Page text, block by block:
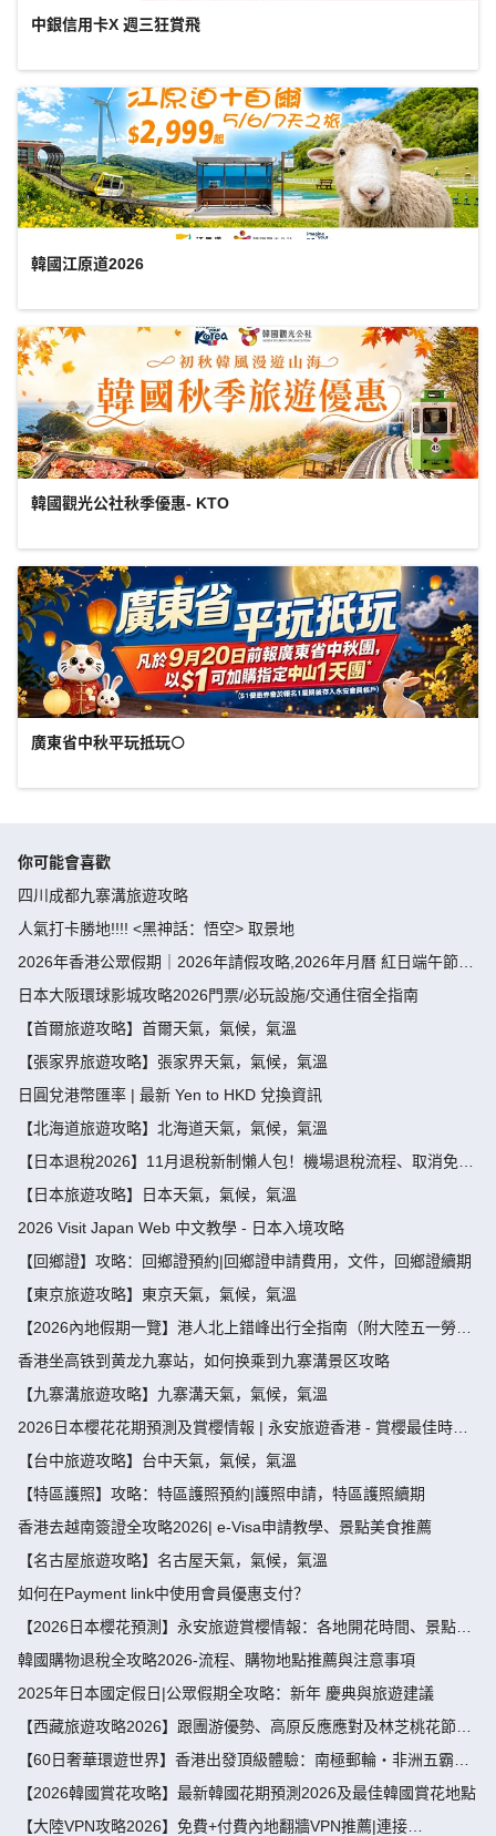
中銀信用卡X 週三狂賞飛
韓國江原道2026
韓國觀光公社秋季優惠- KTO
廣東省中秋平玩抵玩🌕
你可能會喜歡
四川成都九寨溝旅遊攻略
人氣打卡勝地!!!! <黑神話：悟空> 取景地
2026年香港公眾假期｜2026年請假攻略,2026年月曆 紅日端午節請
假攻略請4放9-public holiday 2026
日本大阪環球影城攻略2026門票/必玩設施/交通住宿全指南
【首爾旅遊攻略】首爾天氣，氣候，氣溫
【張家界旅遊攻略】張家界天氣，氣候，氣溫
日圓兌港幣匯率 | 最新 Yen to HKD 兌換資訊
【北海道旅遊攻略】北海道天氣，氣候，氣溫
【日本退稅2026】11月退稅新制懶人包！機場退稅流程、取消免稅
袋及限額全攻略 - 永安旅遊
【日本旅遊攻略】日本天氣，氣候，氣溫
2026 Visit Japan Web 中文教學 - 日本入境攻略
【回鄉證】攻略：回鄉證預約|回鄉證申請費用，文件，回鄉證續期
【東京旅遊攻略】東京天氣，氣候，氣溫
【2026內地假期一覽】港人北上錯峰出行全指南（附大陸五一勞動
節，端午節假期攻略）
香港坐高铁到黄龙九寨站，如何换乘到九寨溝景区攻略
【九寨溝旅遊攻略】九寨溝天氣，氣候，氣溫
2026日本櫻花花期預測及賞櫻情報 | 永安旅遊香港 - 賞櫻最佳時
間、地點推薦
【台中旅遊攻略】台中天氣，氣候，氣溫
【特區護照】攻略：特區護照預約|護照申請，特區護照續期
香港去越南簽證全攻略2026| e-Visa申請教學、景點美食推薦
【名古屋旅遊攻略】名古屋天氣，氣候，氣溫
如何在Payment link中使用會員優惠支付？
【2026日本櫻花預測】永安旅遊賞櫻情報：各地開花時間、景點推
薦
韓國購物退稅全攻略2026-流程、購物地點推薦與注意事項
2025年日本國定假日|公眾假期全攻略：新年 慶典與旅遊建議
【西藏旅遊攻略2026】跟團游優勢、高原反應應對及林芝桃花節深
度指南
【60日奢華環遊世界】香港出發頂級體驗：南極郵輪・非洲五霸・
北極光・限定美食盛宴
【2026韓國賞花攻略】最新韓國花期預測2026及最佳韓國賞花地點
【大陸VPN攻略2026】免費+付費內地翻牆VPN推薦|連接